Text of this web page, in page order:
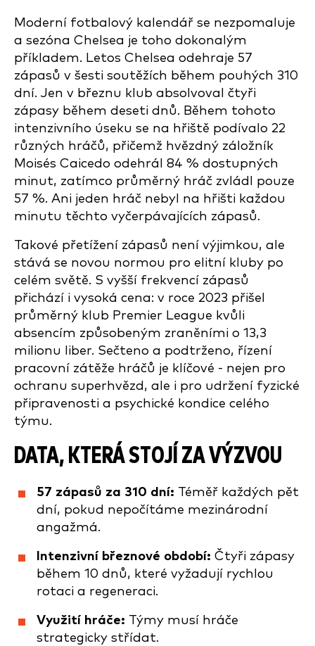
Moderní fotbalový kalendář se nezpomaluje
a sezóna Chelsea je toho dokonalým
příkladem. Letos Chelsea odehraje 57
zápasů v šesti soutěžích během pouhých 310
dní. Jen v březnu klub absolvoval čtyři
zápasy během deseti dnů. Během tohoto
intenzivního úseku se na hřiště podívalo 22
různých hráčů, přičemž hvězdný záložník
Moisés Caicedo odehrál 84 % dostupných
minut, zatímco průměrný hráč zvládl pouze
57 %. Ani jeden hráč nebyl na hřišti každou
minutu těchto vyčerpávajících zápasů.
Takové přetížení zápasů není výjimkou, ale
stává se novou normou pro elitní kluby po
celém světě. S vyšší frekvencí zápasů
přichází i vysoká cena: v roce 2023 přišel
průměrný klub Premier League kvůli
absencím způsobeným zraněními o 13,3
milionu liber. Sečteno a podtrženo, řízení
pracovní zátěže hráčů je klíčové - nejen pro
ochranu superhvězd, ale i pro udržení fyzické
připravenosti a psychické kondice celého
týmu.
DATA, KTERÁ STOJÍ ZA VÝZVOU
57 zápasů za 310 dní: Téměř každých pět
dní, pokud nepočítáme mezinárodní
angažmá.
Intenzivní březnové období: Čtyři zápasy
během 10 dnů, které vyžadují rychlou
rotaci a regeneraci.
Využití hráče: Týmy musí hráče
strategicky střídat.